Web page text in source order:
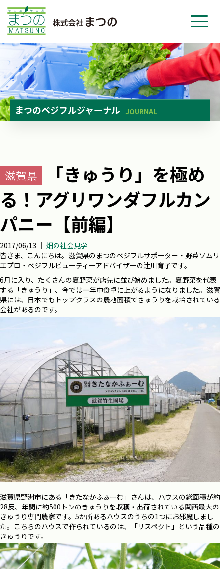
まつのベジフルジャーナル JOURNAL
滋賀県
「きゅうり」を極め
る！アグリワンダフルカン
パニー【前編】
2017/06/13 ｜ 畑の社会見学
皆さま、こんにちは。滋賀県のまつのベジフルサポーター・野菜ソムリ
エプロ・ベジフルビューティーアドバイザーの辻川育子です。
6月に入り、たくさんの夏野菜が店先に並び始めました。夏野菜を代表
する「きゅうり」、今では一年中食卓に上がるようになりました。滋賀
県には、日本でもトップクラスの農地面積できゅうりを栽培されている
会社があるのです。
滋賀県野洲市にある「きたなかふぁーむ」さんは、ハウスの総面積が約
28反、年間に約500トンのきゅうりを収穫・出荷されている関西最大の
きゅうり専門農家です。5か所あるハウスのうちの1つにお邪魔しまし
た。こちらのハウスで作られているのは、「リスペクト」という品種の
きゅうりです。
ホーム
事業紹介
会社紹介
ニュース
お問い合わせ